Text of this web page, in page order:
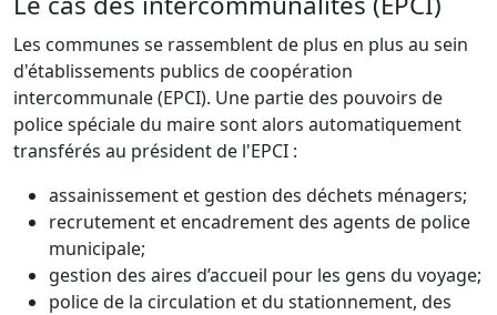
Les communes se rassemblent de plus en plus au sein
d'établissements publics de coopération
intercommunale (EPCI). Une partie des pouvoirs de
police spéciale du maire sont alors automatiquement
transférés au président de l'EPCI :
assainissement et gestion des déchets ménagers;
recrutement et encadrement des agents de police
municipale;
gestion des aires d’accueil pour les gens du voyage;
police de la circulation et du stationnement, des